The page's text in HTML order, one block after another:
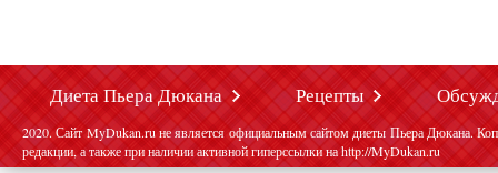
Диета Пьера Дюкана Рецепты
2020. Сайт MyDukan.ru не является официальным сайтом диеты Пьера Дюкана.
редакции, а также при наличии активной гиперссылки на http://MyDukan.ru